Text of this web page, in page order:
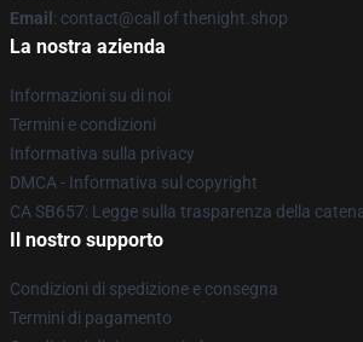
Email : contact@call of thenight.shop
La nostra azienda
Informazioni su di noi
Termini e condizioni
Informativa sulla privacy
DMCA - Informativa sul copyright
CA SB657: Legge sulla trasparenza della
Il nostro supporto
Condizioni di spedizione e consegna
Termini di pagamento